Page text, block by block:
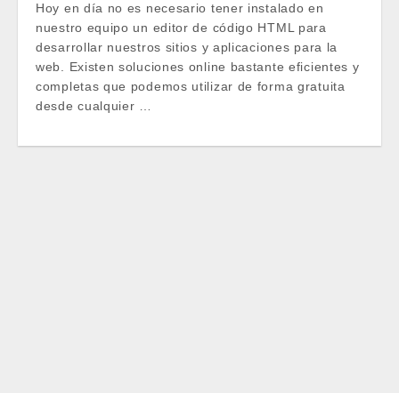
Hoy en día no es necesario tener instalado en
nuestro equipo un editor de código HTML para
desarrollar nuestros sitios y aplicaciones para la
web. Existen soluciones online bastante eficientes y
completas que podemos utilizar de forma gratuita
desde cualquier …